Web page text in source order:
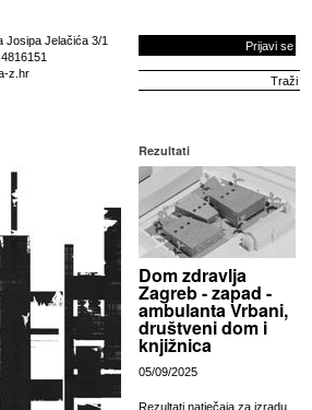
Josipa Jelačića 3/1
z.hr
Prijavi se
Rezultati
Dom zdravlja
Zagreb - zapad -
ambulanta Vrbani,
društveni dom i
knjižnica
05/09/2025
Rezultati natječaja za izradu